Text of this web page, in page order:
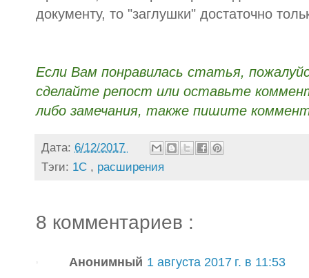
документу, то "заглушки" достаточно
Если Вам понравилась статья,
сделайте репост или оставьте
либо замечания, также пишите
Дата: 6/12/2017
Тэги: 1С , расширения
8 комментариев :
Анонимный 1 августа 2017 г. в 11:53